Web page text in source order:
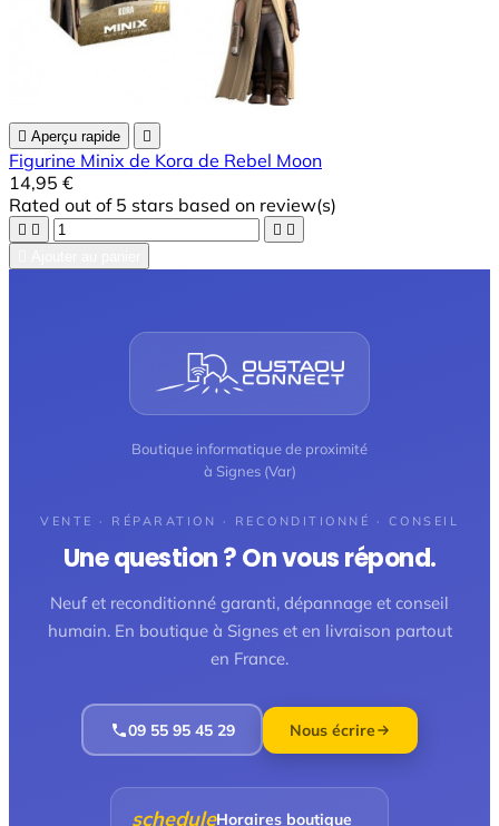
 Aperçu rapide 
Figurine Minix de Kora de Rebel Moon
14,95 €
Rated out of 5 stars based on review(s)
   
Boutique informatique de proximité
à Signes (Var)
VENTE · RÉPARATION · RECONDITIONNÉ · CONSEIL
Une question ? On vous répond.
Neuf et reconditionné garanti, dépannage et conseil
humain. En boutique à Signes et en livraison partout
en France.
09 55 95 45 29 Nous écrire
scheduleHoraires boutique